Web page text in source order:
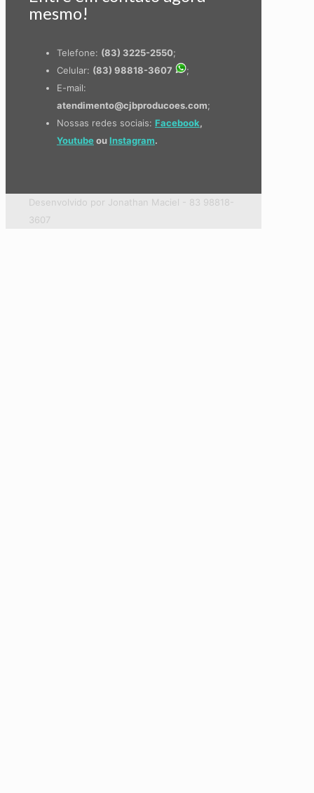
mesmo!
Telefone: (83) 3225-2550;
Celular: (83) 98818-3607
;
E-mail:
atendimento@cjbproducoes.com;
Nossas redes sociais: Facebook,
Youtubeou Instagram.
Desenvolvido por Jonathan Maciel - 83 98818-
3607